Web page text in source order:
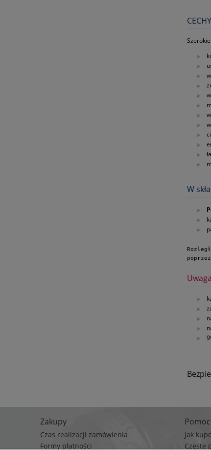
W
Zakupy
Czas realizacji zamówienia
Formy płatności
Pomoc
Jak
Częste